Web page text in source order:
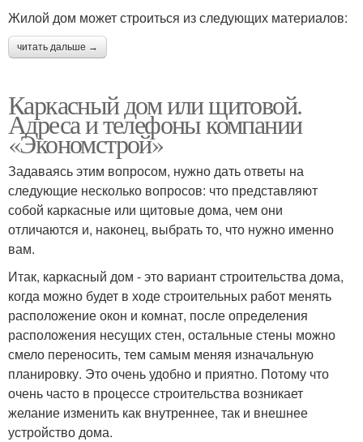
Жилой дом может строиться из следующих материалов:
читать дальше →
Каркасный дом или щитовой.
Адреса и телефоны компании
«Экономстрой»
Задаваясь этим вопросом, нужно дать ответы на
следующие несколько вопросов: что представляют
собой каркасные или щитовые дома, чем они
отличаются и, наконец, выбрать то, что нужно именно
вам.
Итак, каркасный дом - это вариант строительства дома,
когда можно будет в ходе строительных работ менять
расположение окон и комнат, после определения
расположения несущих стен, остальные стены можно
смело переносить, тем самым меняя изначальную
планировку. Это очень удобно и приятно. Потому что
очень часто в процессе строительства возникает
желание изменить как внутреннее, так и внешнее
устройство дома.